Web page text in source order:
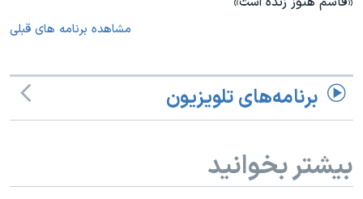
مشاهده برنامه های قبلی
برنامه‌های تلویزیون
بیشتر بخوانید